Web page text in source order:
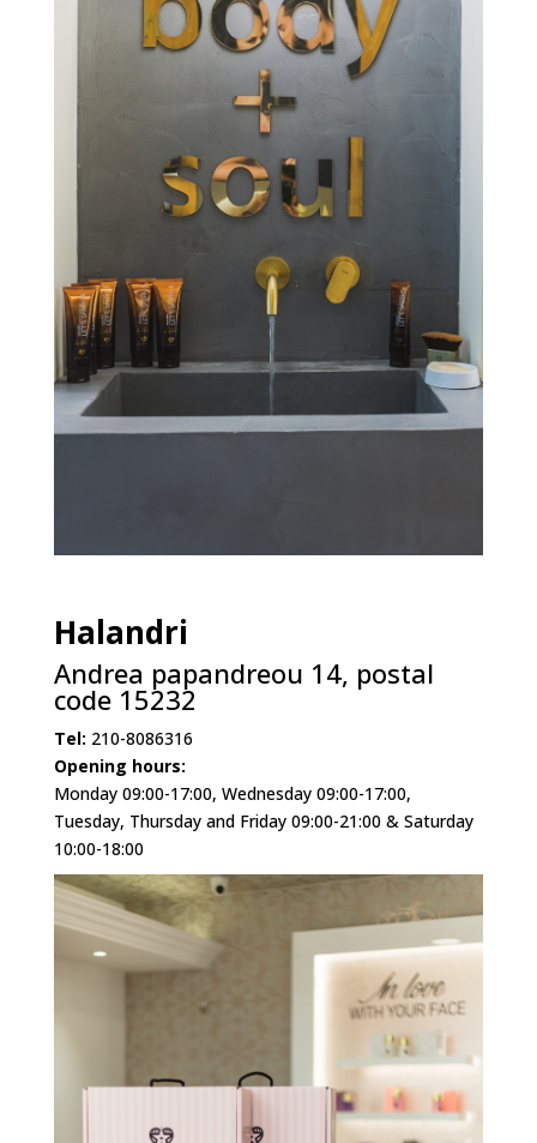
Halandri
Andrea papandreou 14, postal
code 15232
Τel: 210-8086316
Opening hours:
Monday 09:00-17:00, Wednesday 09:00-17:00,
Tuesday, Thursday and Friday 09:00-21:00 & Saturday
10:00-18:00